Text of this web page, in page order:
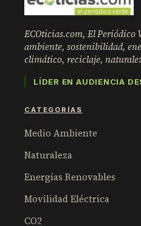
ECOticias.com, El Periódico
ambiente, sostenibilidad,
climático, reciclaje,
LÍDER EN AUDIENCIA
CATEGORÍAS
Medio Ambiente
Naturaleza
Energías Renovables
Movilidad Eléctrica
CO2